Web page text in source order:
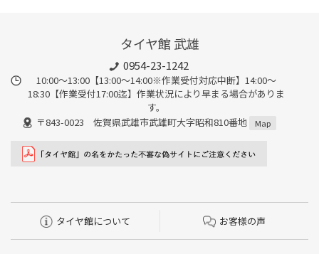
タイヤ館 武雄
0954-23-1242
10:00～13:00【13:00～14:00※作業受付対応中断】14:00～
18:30【作業受付17:00迄】作業状況により早まる場合がありま
す。
〒843-0023 佐賀県武雄市武雄町大字昭和810番地
Map
タイヤ館について お客様の声